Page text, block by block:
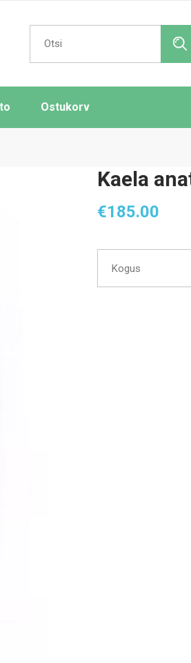
Search
for:
Ostukorv
Kaela
€185.00
Kogus